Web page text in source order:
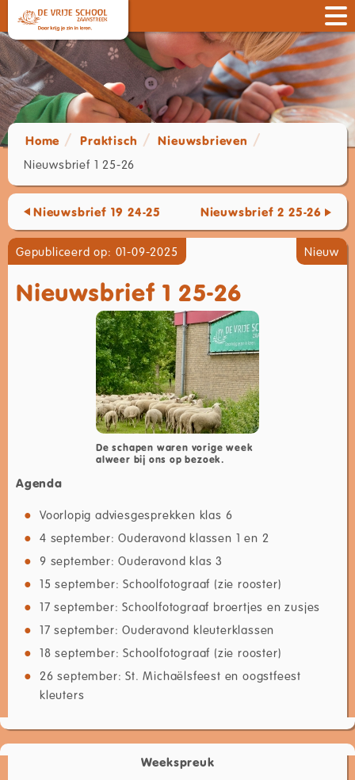
Home Praktisch
Nieuwsbrieven
Nieuwsbrief 1 25-26
Nieuwsbrief 19 24-25 Nieuwsbrief 2 25-26
Gepubliceerd op: 01-09-2025 Nieuw
Nieuwsbrief 1 25-26
De schapen waren vorige week
alweer bij ons op bezoek.
Agenda
Voorlopig adviesgesprekken klas 6
4 september: Ouderavond klassen 1 en 2
9 september: Ouderavond klas 3
15 september: Schoolfotograaf (zie rooster)
17 september: Schoolfotograaf broertjes en zusjes
17 september: Ouderavond kleuterklassen
18 september: Schoolfotograaf (zie rooster)
26 september: St. Michaëlsfeest en oogstfeest
kleuters
Weekspreuk